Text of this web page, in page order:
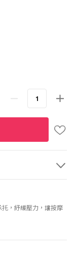
，紓緩壓力，讓按摩